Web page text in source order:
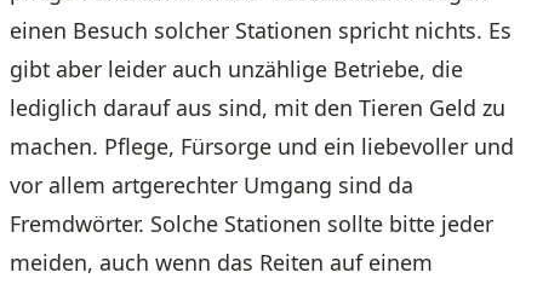
einen Besuch solcher Stationen spricht nichts. Es
gibt aber leider auch unzählige Betriebe, die
lediglich darauf aus sind, mit den Tieren Geld zu
machen. Pflege, Fürsorge und ein liebevoller und
vor allem artgerechter Umgang sind da
Fremdwörter. Solche Stationen sollte bitte jeder
meiden, auch wenn das Reiten auf einem